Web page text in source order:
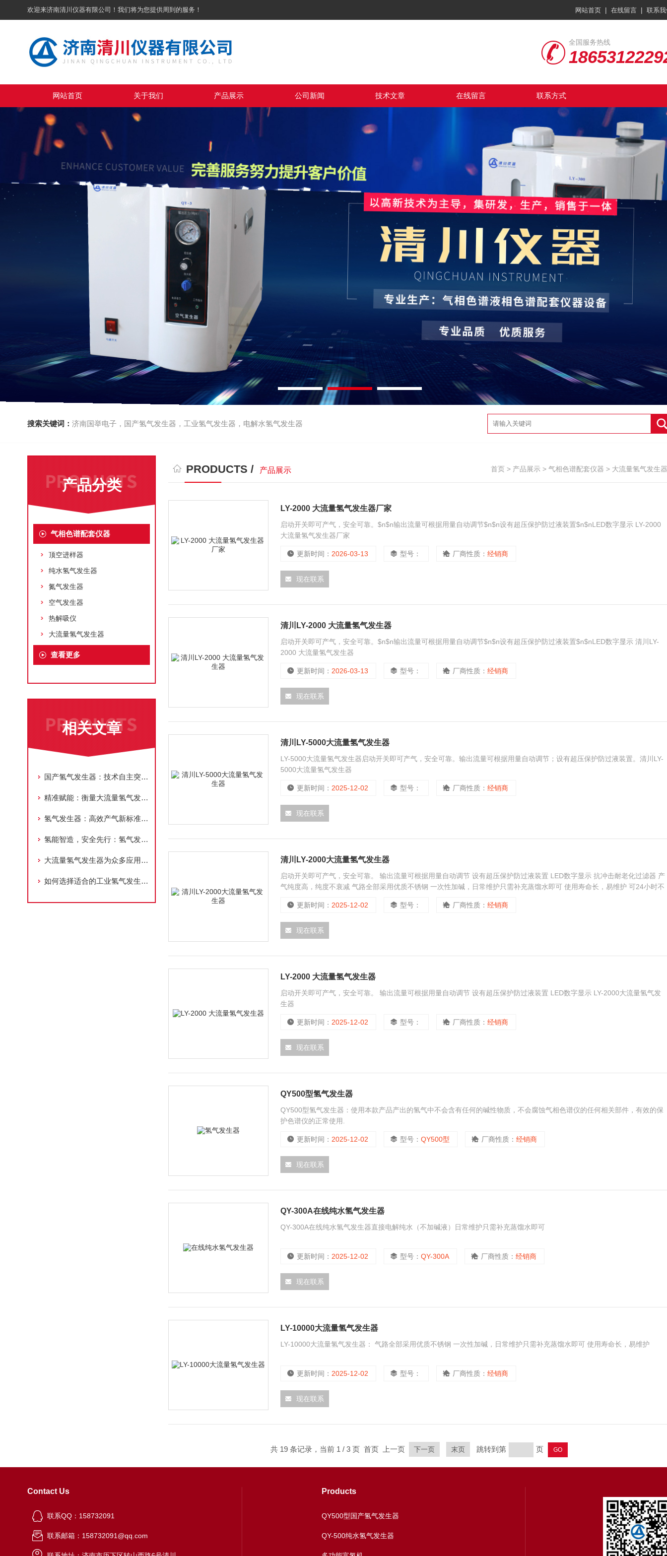
欢迎来济南清川仪器有限公司！我们将为您提供周到的服务！ 网站首页 | 在线留言 | 联系
全国服务热线
网站首页 关于我们 产品展示 公司新闻 技术文章 在线留言 联系方式
搜索关键词： 济南国举电子，国产氢气发生器，工业氢气发生器，电解水氢气发生器
产品分类
气相色谱配套仪器
顶空进样器
纯水氢气发生器
氮气发生器
空气发生器
热解吸仪
大流量氢气发生器
查看更多
相关文章
国产氢气发生器：技术自主突破，掀起氢能装备国产化浪潮
精准赋能：衡量大流量氢气发生器性能的核心指标解析
氢气发生器：高效产气新标准，赋能多领域能源需求
氢能智造，安全先行：氢气发生器的工艺进化论
大流量氢气发生器为众多应用场景提供可靠支持
如何选择适合的工业氢气发生器？
PRODUCTS / 产品展示 首页 > 产品展示 > 气相色谱配套仪器 > 大流量氢气发生器
LY-2000 大流量氢气发生器厂家
启动开关即可产气，安全可靠。$n$n输出流量可根据用量自动调节$n$n设有超压保护防过液装置$n$nLED数字显示 LY-2000
大流量氢气发生器厂家
更新时间： 2026-03-13 型号： 厂商性质： 经销商
现在联系
清川LY-2000 大流量氢气发生器
启动开关即可产气，安全可靠。$n$n输出流量可根据用量自动调节$n$n设有超压保护防过液装置$n$nLED数字显示 清川LY-
2000 大流量氢气发生器
更新时间： 2026-03-13 型号： 厂商性质： 经销商
现在联系
清川LY-5000大流量氢气发生器
LY-5000大流量氢气发生器启动开关即可产气，安全可靠。输出流量可根据用量自动调节；设有超压保护防过液装置。清川LY-
5000大流量氢气发生器
更新时间： 2025-12-02 型号： 厂商性质： 经销商
现在联系
清川LY-2000大流量氢气发生器
启动开关即可产气，安全可靠。 输出流量可根据用量自动调节 设有超压保护防过液装置 LED数字显示 抗冲击耐老化过滤器 产
气纯度高，纯度不衰减 气路全部采用优质不锈钢 一次性加碱，日常维护只需补充蒸馏水即可 使用寿命长，易维护 可24小时不
更新时间： 2025-12-02 型号： 厂商性质： 经销商
现在联系
LY-2000 大流量氢气发生器
启动开关即可产气，安全可靠。 输出流量可根据用量自动调节 设有超压保护防过液装置 LED数字显示 LY-2000大流量氢气发
生器
更新时间： 2025-12-02 型号： 厂商性质： 经销商
现在联系
QY500型氢气发生器
QY500型氢气发生器：使用本款产品产出的氢气中不会含有任何的碱性物质，不会腐蚀气相色谱仪的任何相关部件，有效的保
护色谱仪的正常使用.
更新时间： 2025-12-02 型号： QY500型 厂商性质： 经销商
现在联系
QY-300A在线纯水氢气发生器
QY-300A在线纯水氢气发生器直接电解纯水（不加碱液）日常维护只需补充蒸馏水即可
更新时间： 2025-12-02 型号： QY-300A 厂商性质： 经销商
现在联系
LY-10000大流量氢气发生器
LY-10000大流量氢气发生器： 气路全部采用优质不锈钢 一次性加碱，日常维护只需补充蒸馏水即可 使用寿命长，易维护
更新时间： 2025-12-02 型号： 厂商性质： 经销商
现在联系
共 19 条记录，当前 1 / 3 页 首页 上一页 下一页 末页 跳转到第 页
Contact Us
联系QQ：158732091
联系邮箱：158732091@qq.com
Products
QY500型国产氢气发生器
QY-500纯水氢气发生器